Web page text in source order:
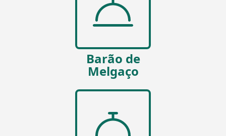
Barão de
Melgaço